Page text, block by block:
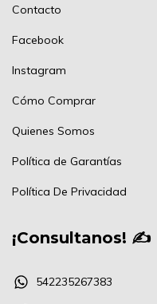
Contacto
Facebook
Instagram
Cómo Comprar
Quienes Somos
Política de Garantías
Política De Privacidad
¡Consultanos! ✍
542235267383